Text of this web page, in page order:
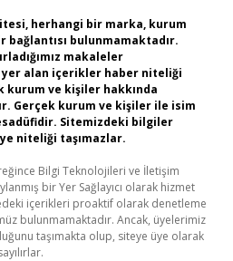
herhangi bir marka, kurum
bağlantısı bulunmamaktadır.
makaleler
yer alan içerikler haber niteliği
kurum ve kişiler hakkında
Gerçek kurum ve kişiler ile isim
Sitemizdeki bilgiler
niteliği taşımazlar.
Bilgi Teknolojileri ve İletişim
bir Yer Sağlayıcı olarak hizmet
içerikleri proaktif olarak denetleme
bulunmamaktadır. Ancak, üyelerimiz
taşımakta olup, siteye üye olarak